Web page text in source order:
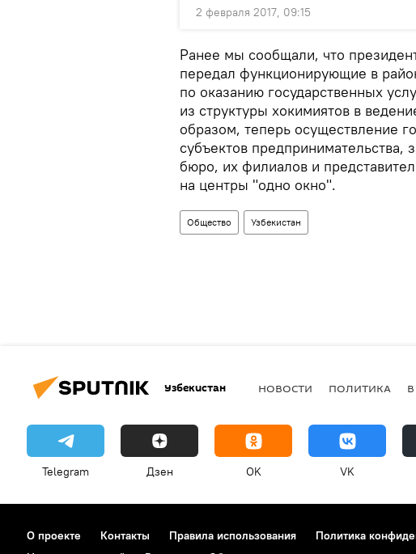
2 февраля 2017, 09:15
Ранее мы сообщали, что
передал функционирующие в
по оказанию государственных
из структуры хокимиятов в
образом, теперь осуществление
субъектов
бюро, их филиалов и
на центры "одно окно".
Общество Узбекистан
Узбекистан НОВОСТИ ПОЛИТИКА
Telegram Дзен OK VK
О проекте Контакты Правила использования Политика